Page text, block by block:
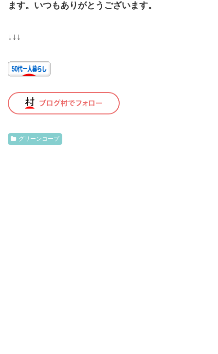
ます。いつもありがとうございます。
↓↓↓
グリーンコープ